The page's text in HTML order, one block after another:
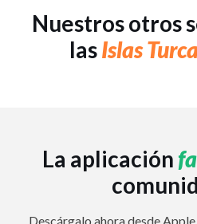
Nuestros otros
lasIslas
La aplicación
Descárgalo ahora desde